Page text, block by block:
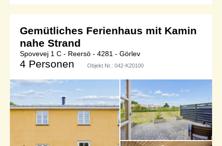
Gemütliches Ferienhaus mit Kamin
nahe Strand
Spovevej 1 C - Reersö - 4281 - Görlev
4 Personen Objekt Nr.: 042-K20100